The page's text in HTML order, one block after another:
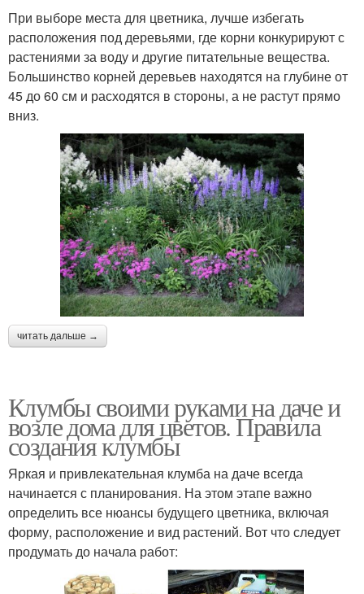
При выборе места для цветника, лучше избегать
расположения под деревьями, где корни конкурируют с
растениями за воду и другие питательные вещества.
Большинство корней деревьев находятся на глубине от
45 до 60 см и расходятся в стороны, а не растут прямо
вниз.
читать дальше →
Клумбы своими руками на даче и
возле дома для цветов. Правила
создания клумбы
Яркая и привлекательная клумба на даче всегда
начинается с планирования. На этом этапе важно
определить все нюансы будущего цветника, включая
форму, расположение и вид растений. Вот что следует
продумать до начала работ: